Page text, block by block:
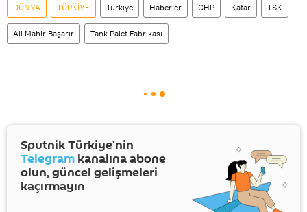
DÜNYA TÜRKİYE Türkiye Haberler CHP Katar TSK
Ali Mahir Başarır Tank Palet Fabrikası
Sputnik Türkiye’nin
Telegram kanalına abone
olun, güncel gelişmeleri
kaçırmayın